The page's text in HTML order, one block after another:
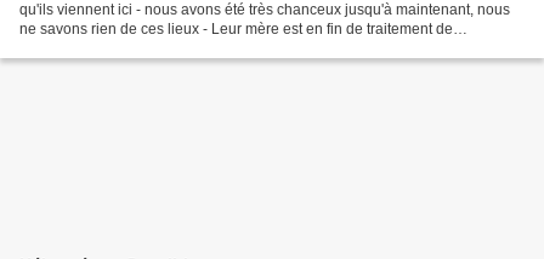
qu'ils viennent ici - nous avons été très chanceux jusqu'à maintenant, nous
ne savons rien de ces lieux - Leur mère est en fin de traitement de